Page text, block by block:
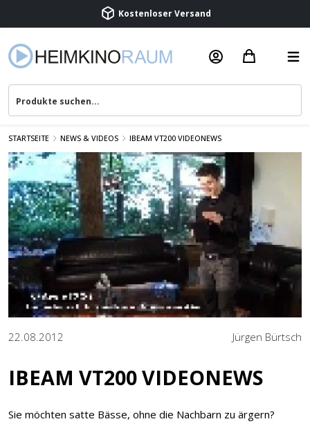
Kostenloser Versand
Beratung & Service
STARTSEITE NEWS & VIDEOS IBEAM VT200 VIDEONEWS
22.08.2012 Jürgen Bürtsch
IBEAM VT200 VIDEONEWS
Sie möchten satte Bässe, ohne die Nachbarn zu ärgern?